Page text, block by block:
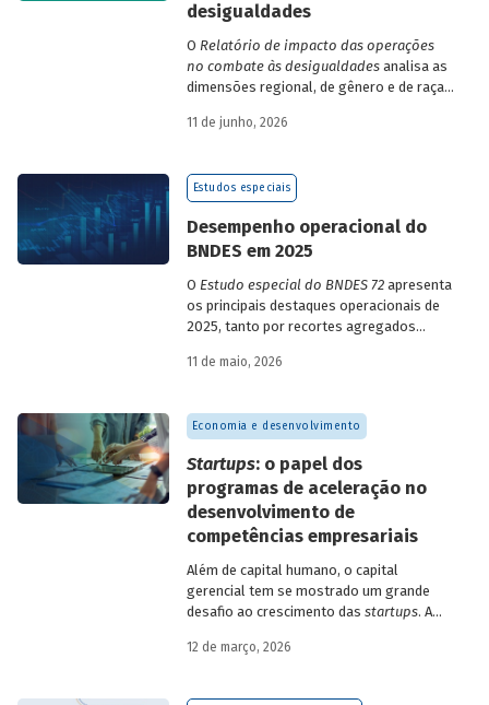
desigualdades
O Relatório de impacto das operações
no combate às desigualdadesanalisa as
dimensões regional, de gênero e de raça,
desigualdade de renda no Brasil, no
BNDES.
11 de junho, 2026
Estudos especiais
Desempenho operacional do
BNDES em 2025
O Estudo especial do BNDES 72 apresenta
os principais destaques operacionais de
2025, tanto por recortes agregados
específicas do Banco.
11 de maio, 2026
Economia e desenvolvimento
Startups: o papel dos
programas de aceleração no
desenvolvimento de
competências empresariais
Além de capital humano, o capital
gerencial tem se mostrado um grande
desafio ao crescimento das startups. A
como programas de aceleração têm
desafio.
12 de março, 2026